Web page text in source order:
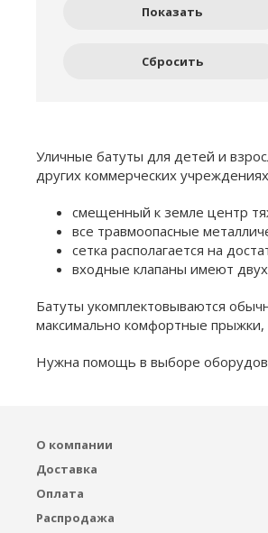
Уличные батуты для детей и
других коммерческих
смещенный к земле центр
все травмоопасные
сетка располагается на
входные клапаны имеют
Батуты укомплектовываются
максимально комфортные прыжки,
Нужна помощь в выборе
О компании
Доставка
Оплата
Распродажа